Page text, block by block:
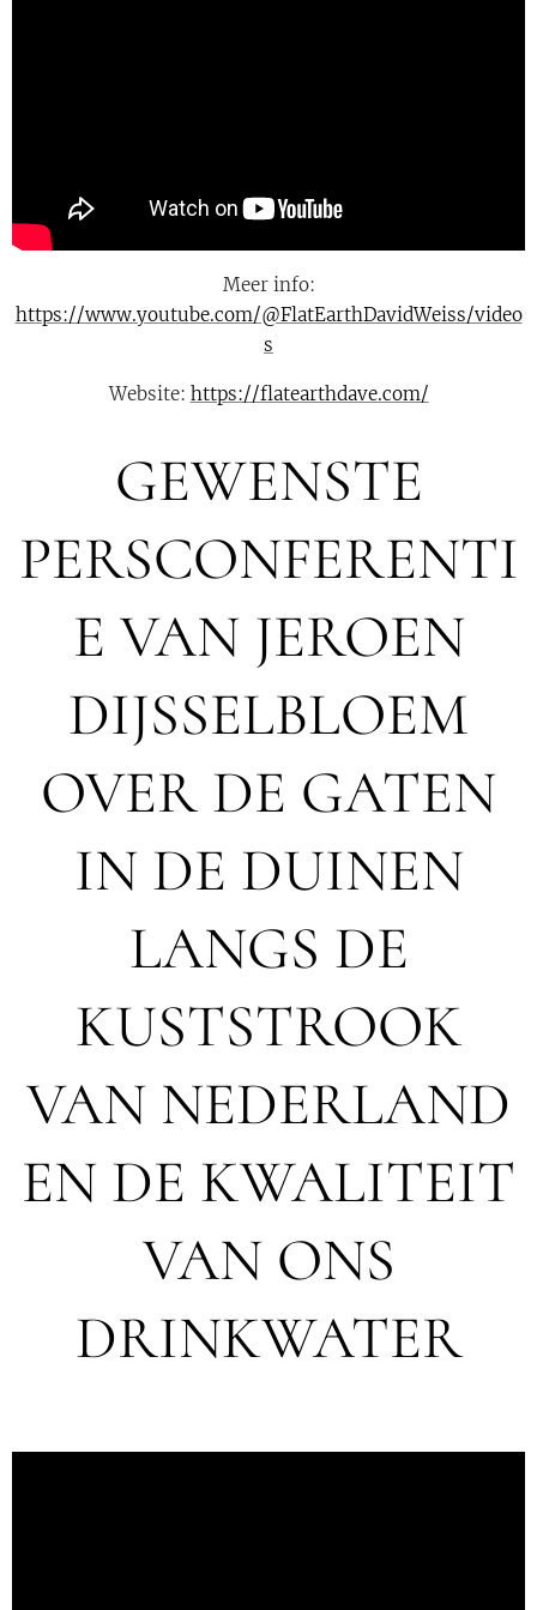
Meer info:
https://www.youtube.com/@FlatEarthDavidWeiss/video
s
Website: https://flatearthdave.com/
GEWENSTE
PERSCONFERENTI
E VAN JEROEN
DIJSSELBLOEM
OVER DE GATEN
IN DE DUINEN
LANGS DE
KUSTSTROOK
VAN NEDERLAND
EN DE KWALITEIT
VAN ONS
DRINKWATER